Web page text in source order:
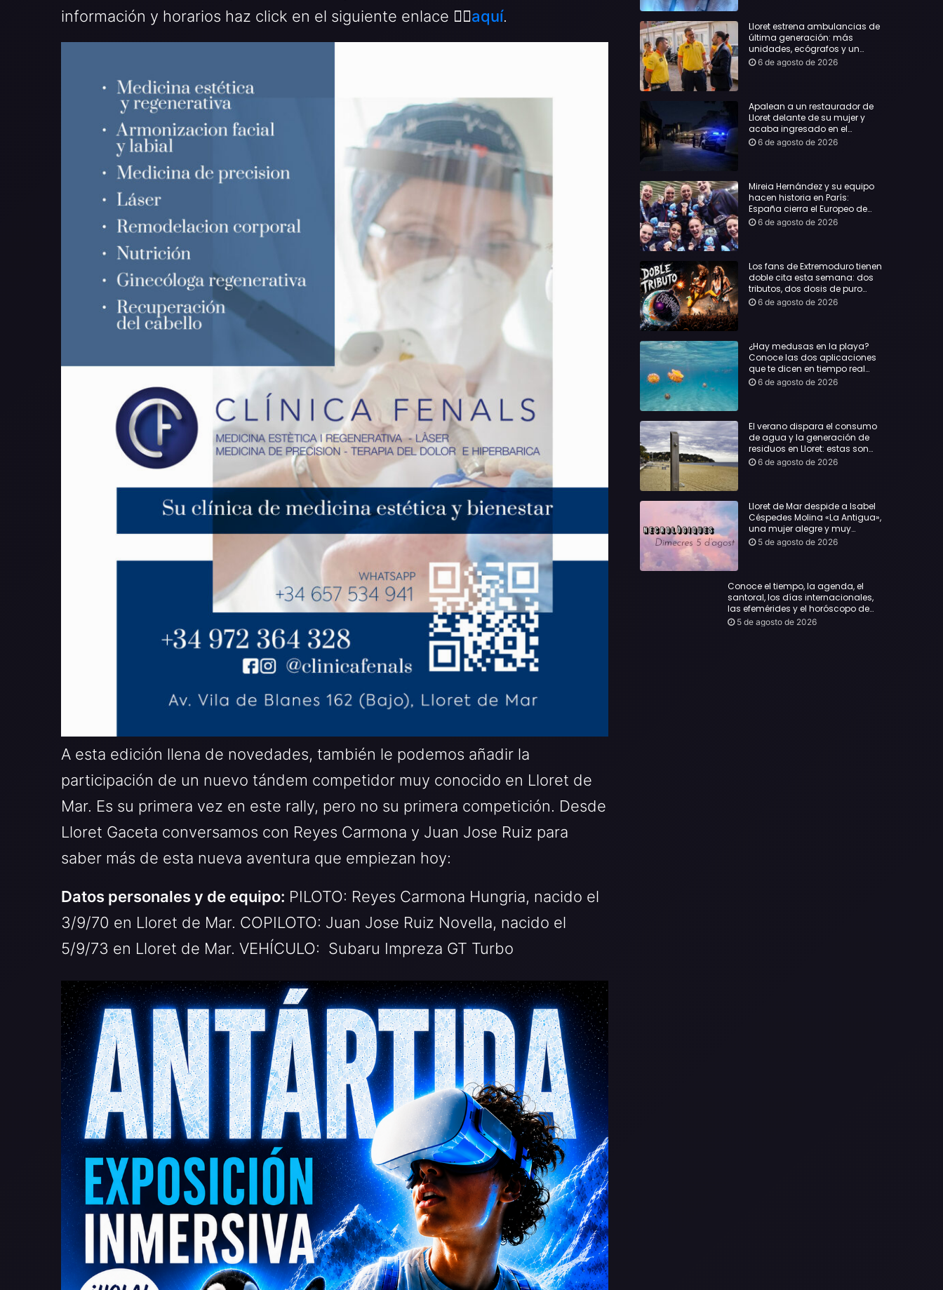
información y horarios haz click en el siguiente enlace 👉🏻aquí.
A esta edición llena de novedades, también le podemos añadir la
participación de un nuevo tándem competidor muy conocido en Lloret de
Mar. Es su primera vez en este rally, pero no su primera competición. Desde
Lloret Gaceta conversamos con Reyes Carmona y Juan Jose Ruiz para
saber más de esta nueva aventura que empiezan hoy:
Datos personales y de equipo: PILOTO: Reyes Carmona Hungria, nacido el
3/9/70 en Lloret de Mar. COPILOTO: Juan Jose Ruiz Novella, nacido el
5/9/73 en Lloret de Mar. VEHÍCULO: Subaru Impreza GT Turbo
Lloret estrena ambulancias de
última generación: más
unidades, ecógrafos y un
servicio reforzado las 24 horas
6 de agosto de 2026
Apalean a un restaurador de
Lloret delante de su mujer y
acaba ingresado en el
Hospital Vall d’Hebron
6 de agosto de 2026
Mireia Hernández y su equipo
hacen historia en París:
España cierra el Europeo de
natación artística con ocho
6 de agosto de 2026
Los fans de Extremoduro tienen
doble cita esta semana: dos
tributos, dos dosis de puro
rock de la mano del Clon
6 de agosto de 2026
¿Hay medusas en la playa?
Conoce las dos aplicaciones
que te dicen en tiempo real
dónde bañarte con
6 de agosto de 2026
El verano dispara el consumo
de agua y la generación de
residuos en Lloret: estas son
las cifras que deja el turismo
6 de agosto de 2026
Lloret de Mar despide a Isabel
Céspedes Molina «La Antigua»,
una mujer alegre y muy
querida en la población
5 de agosto de 2026
Conoce el tiempo, la agenda, el
santoral, los días internacionales,
las efemérides y el horóscopo de
hoy, Miércoles, 5 de agosto de 2026:
5 de agosto de 2026